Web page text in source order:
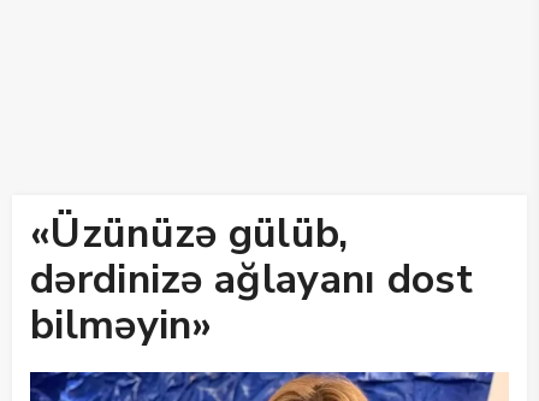
«Üzünüzə gülüb,
dərdinizə ağlayanı dost
bilməyin»